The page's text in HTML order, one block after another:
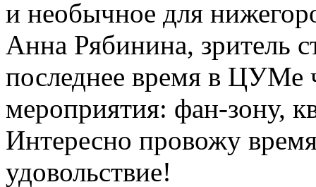
и необычное для
Анна Рябинина,
последнее время в ЦУМе
мероприятия: фан-зону,
Интересно провожу
удовольствие!